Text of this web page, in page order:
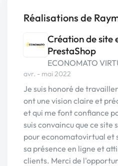
Réalisations de
Création de site
PrestaShop
ECONOMATO
avr. - mai 2022
Je suis honoré de
ont une vision claire et
et qui me font confiance
suis convaincu que ce
pour economatovirtual et
sa présence en ligne et
clients. Merci de